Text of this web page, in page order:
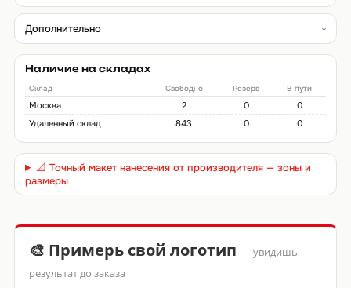
Дополнительно
Наличие на складах
Склад Свободно Резерв В пути
Москва 2 0
0
Удаленный склад
843 0 0
📐 Точный макет нанесения от производителя — зоны и
размеры
🎨 Примерь свой логотип — увидишь
результат до заказа